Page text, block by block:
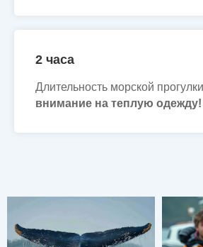
2 часа
Длительность морской
внимание на теплую одежду!